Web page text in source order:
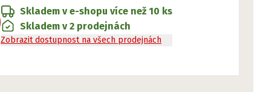
Skladem v e-shopu více než 10 ks
Skladem v 2 prodejnách
Zobrazit dostupnost na všech prodejnách